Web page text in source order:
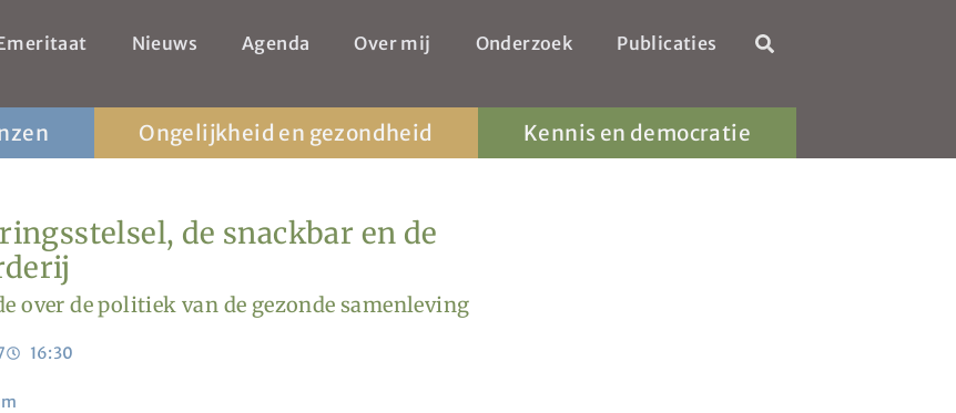
Nieuws Agenda Over mij Onderzoek Publicaties
Ongelijkheid en gezondheid Kennis en democratie
de snackbar en de
over de politiek van de gezonde samenleving
16:30